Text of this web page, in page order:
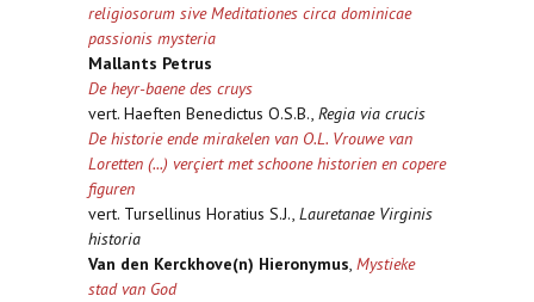
religiosorum sive Meditationes circa dominicae
passionis mysteria
Mallants Petrus
De heyr-baene des cruys
vert. Haeften Benedictus O.S.B., Regia via crucis
De historie ende mirakelen van O.L. Vrouwe van
Loretten (...) verçiert met schoone historien en copere
figuren
vert. Tursellinus Horatius S.J., Lauretanae Virginis
historia
Van den Kerckhove(n) Hieronymus, Mystieke
stad van God